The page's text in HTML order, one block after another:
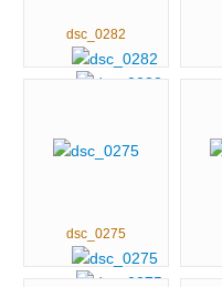
dsc_0282
dsc_0275